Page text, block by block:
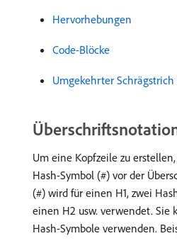
Hervorhebungen
Code-Blöcke
Umgekehrter Schrägstrich
Um eine Kopfzeile zu
Hash-Symbol (#) vor der
(#) wird für einen H1, zwei
einen H2 usw. verwendet. Sie
Hash-Symbole verwenden.